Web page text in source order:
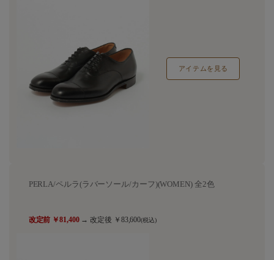
アイテムを見る
PERLA/ペルラ(ラバーソール/カーフ)(WOMEN) 全2色
改定前 ￥81,400→ 改定後 ￥83,600(税込)